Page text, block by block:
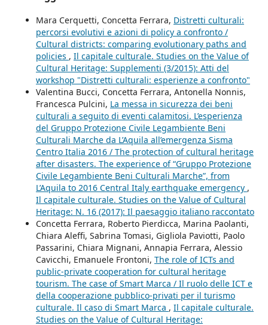
Mara Cerquetti, Concetta Ferrara, Distretti culturali:
percorsi evolutivi e azioni di policy a confronto /
Cultural districts: comparing evolutionary paths and
policies , Il capitale culturale. Studies on the Value of
Cultural Heritage: Supplementi (3/2015): Atti del
workshop "Distretti culturali: esperienze a confronto"
Valentina Bucci, Concetta Ferrara, Antonella Nonnis,
Francesca Pulcini, La messa in sicurezza dei beni
culturali a seguito di eventi calamitosi. L’esperienza
del Gruppo Protezione Civile Legambiente Beni
Culturali Marche da L’Aquila all’emergenza Sisma
Centro Italia 2016 / The protection of cultural heritage
after disasters. The experience of “Gruppo Protezione
Civile Legambiente Beni Culturali Marche”, from
L’Aquila to 2016 Central Italy earthquake emergency ,
Il capitale culturale. Studies on the Value of Cultural
Heritage: N. 16 (2017): Il paesaggio italiano raccontato
Concetta Ferrara, Roberto Pierdicca, Marina Paolanti,
Chiara Aleffi, Sabrina Tomasi, Gigliola Paviotti, Paolo
Passarini, Chiara Mignani, Annapia Ferrara, Alessio
Cavicchi, Emanuele Frontoni, The role of ICTs and
public-private cooperation for cultural heritage
tourism. The case of Smart Marca / Il ruolo delle ICT e
della cooperazione pubblico-privati per il turismo
culturale. Il caso di Smart Marca , Il capitale culturale.
Studies on the Value of Cultural Heritage: